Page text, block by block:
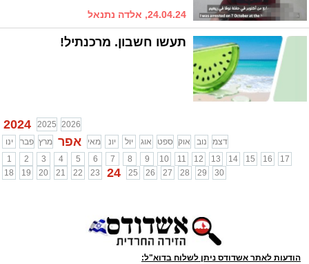
24.04.24, אלדה נתנאל
תעשו חשבון. מרכנתיל!
2024 2025 2026
ינו
פבר מרץ אפר מאי יונ יול אוג ספט אוק נוב
דצמ
1
2 3 4 5 6 7 8 9 10 11 12 13 14 15 16
17
18
19 20 21 22 23 24 25 26 27 28 29 30
הודעות לאתר אשדודס ניתן לשלוח בדוא"ל: